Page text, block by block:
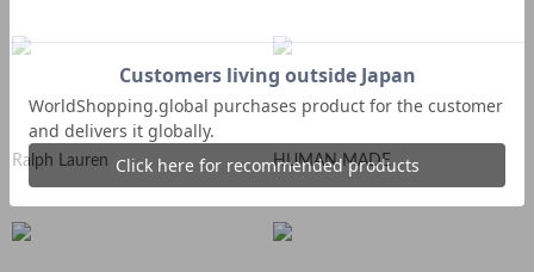
Ralph Lauren HUMAN MADE